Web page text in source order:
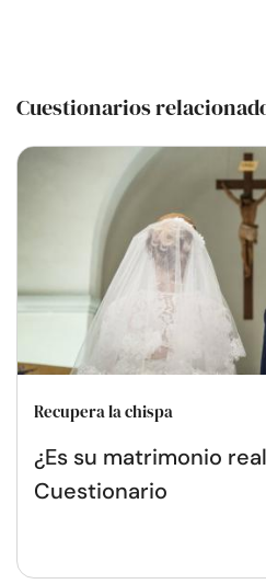
Cuestionarios
Recupera la chispa
¿Es su matrimonio
Cuestionario